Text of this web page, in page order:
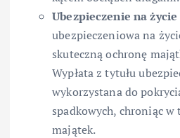
Ubezpieczenie na życie
ubezpieczeniowa na
skuteczną ochronę
Wypłata z tytułu
wykorzystana do
spadkowych, chroniąc w
majątek.